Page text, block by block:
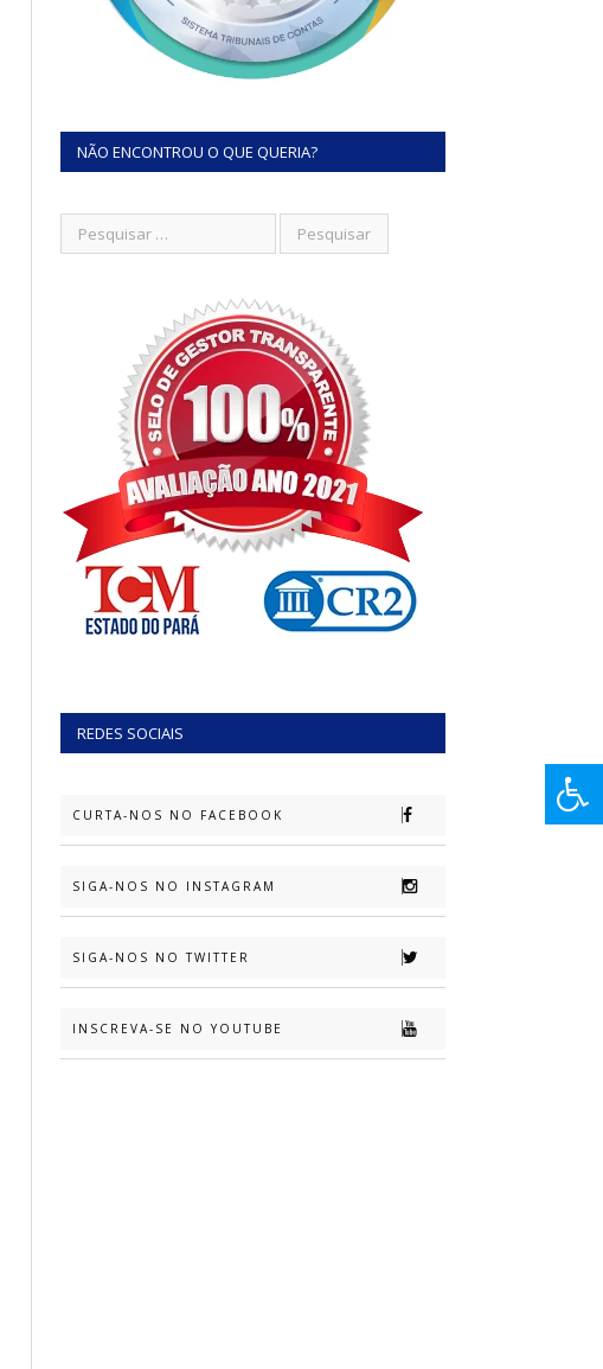
NÃO ENCONTROU O QUE QUERIA?
REDES SOCIAIS
CURTA-NOS NO FACEBOOK
SIGA-NOS NO INSTAGRAM
SIGA-NOS NO TWITTER
INSCREVA-SE NO YOUTUBE